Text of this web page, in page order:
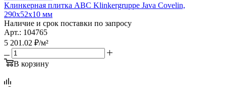
Клинкерная плитка ABC Klinkergruppe Java Covelin,
290х52х10 мм
Наличие и срок поставки по запросу
Арт.: 104765
5 201.02 ₽/м²
В корзину